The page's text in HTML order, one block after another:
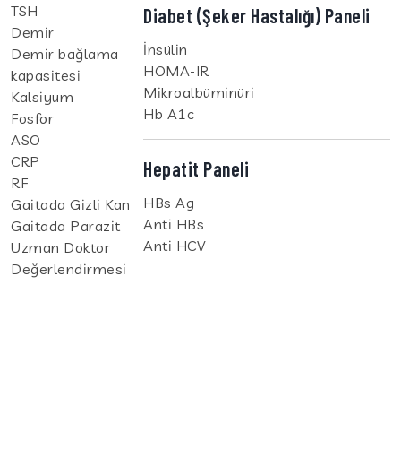
TSH
Demir
Demir bağlama
kapasitesi
Kalsiyum
Fosfor
ASO
CRP
RF
Gaitada Gizli Kan
Gaitada Parazit
Uzman Doktor
Değerlendirmesi
Diabet (Şeker Hastalığı) Paneli
İnsülin
HOMA-IR
Mikroalbüminüri
Hb A1c
Hepatit Paneli
HBs Ag
Anti HBs
Anti HCV